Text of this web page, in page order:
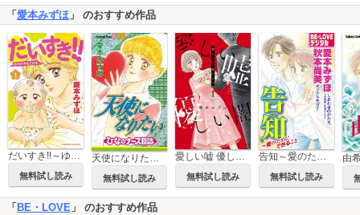
「 愛本みずほ 」 のおすすめ作品
無料試し読み
天使になりたい ひなのナース日誌
無料試し読み 無料試し読み
告知～愛のためにできること
無料試し読み
由
「 BE・LOVE 」 のおすすめ作品